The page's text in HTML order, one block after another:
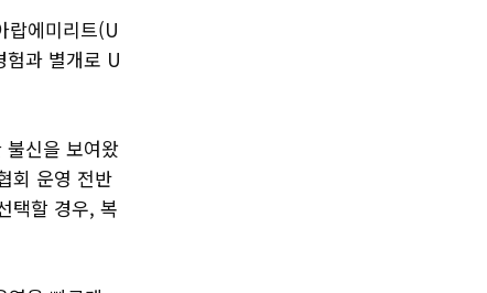
랍에미리트(U
험과 별개로 U
불신을 보여왔
회 운영 전반
택할 경우, 복